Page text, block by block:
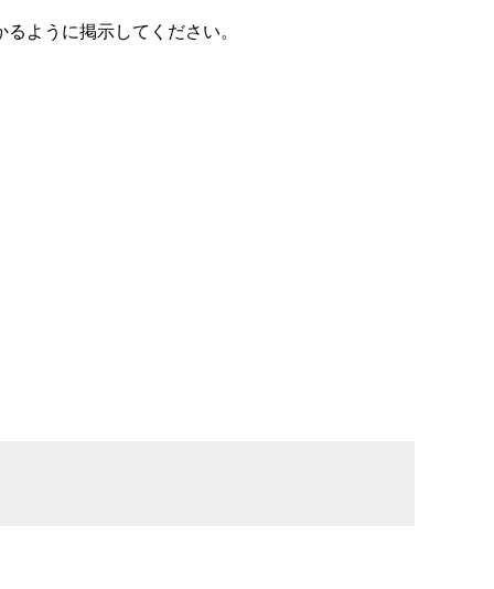
ように掲示してください。